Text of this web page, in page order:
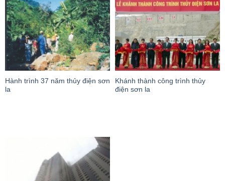
Hành trình 37 năm thủy điện sơn
la
Khánh thành công trình thủy
điện sơn la